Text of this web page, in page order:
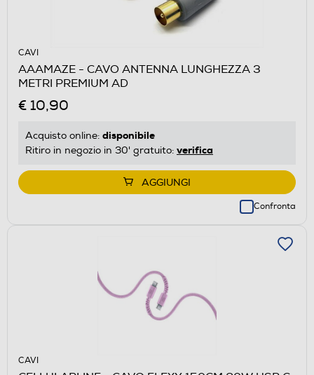
CAVI
AAAMAZE - CAVO ANTENNA LUNGHEZZA 3
METRI PREMIUM AD
€ 10,90
Acquisto online: disponibile
Ritiro in negozio in 30' gratuito: verifica
AGGIUNGI
Confronta
CAVI